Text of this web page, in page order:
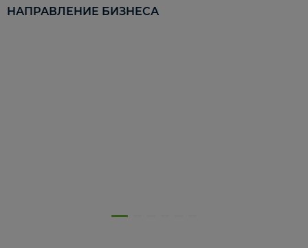
НАПРАВЛЕНИЕ БИЗНЕСА